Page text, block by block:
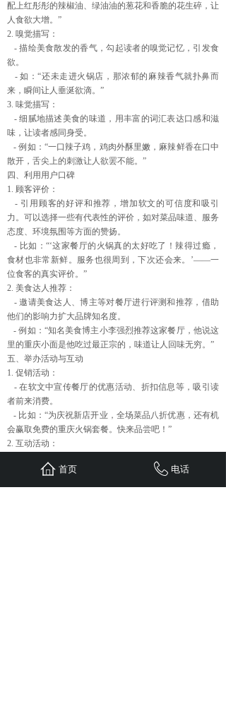
配上红彤彤的辣椒油、绿油油的葱花和香脆的花生碎，让
人食欲大增。”
2. 嗅觉描写：
- 描绘美食散发的香气，勾起读者的嗅觉记忆，引发食
欲。
- 如：“还未走进火锅店，那浓郁的麻辣香气就扑鼻而
来，瞬间让人垂涎欲滴。”
3. 味觉描写：
- 细腻地描述美食的味道，用丰富的词汇表达口感和滋
味，让读者感同身受。
- 例如：“一口辣子鸡，鸡肉外酥里嫩，麻辣鲜香在口中
散开，舌尖上的刺激让人欲罢不能。”
四、利用用户口碑
1. 顾客评价：
- 引用顾客的好评和推荐，增加软文的可信度和吸引
力。可以选择一些有代表性的评价，如对菜品味道、服务
态度、环境氛围等方面的赞扬。
- 比如：“‘这家餐厅的火锅真的太好吃了！辣得过瘾，
食材也非常新鲜。服务也很周到，下次还会来。’——一
位食客的真实评价。”
2. 美食达人推荐：
- 邀请美食达人、博主等对餐厅进行评测和推荐，借助
他们的影响力扩大品牌知名度。
- 例如：“知名美食博主小李强烈推荐这家餐厅，他说这
里的重庆小面是他吃过最正宗的，味道让人回味无穷。”
五、举办活动与互动
1. 促销活动：
- 在软文中宣传餐厅的优惠活动、折扣信息等，吸引读
者前来消费。
- 比如：“为庆祝新店开业，全场菜品八折优惠，还有机
会赢取免费的重庆火锅套餐。快来品尝吧！”
2. 互动活动：
加用户粘性和品牌曝光度。
- 例如：“参与我们的美食评选活动，选出你心中最爱的
首页 电话